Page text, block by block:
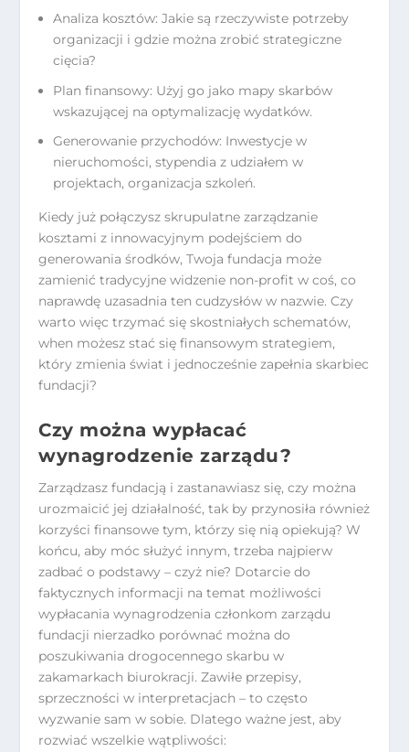
Analiza kosztów: Jakie są rzeczywiste potrzeby
organizacji i gdzie można zrobić strategiczne
cięcia?
Plan finansowy: Użyj go jako mapy skarbów
wskazującej na optymalizację wydatków.
Generowanie przychodów: Inwestycje w
nieruchomości, stypendia z udziałem w
projektach, organizacja szkoleń.
Kiedy już połączysz skrupulatne zarządzanie
kosztami z innowacyjnym podejściem do
generowania środków, Twoja fundacja może
zamienić tradycyjne widzenie non-profit w coś, co
naprawdę uzasadnia ten cudzysłów w nazwie. Czy
warto więc trzymać się skostniałych schematów,
when możesz stać się finansowym strategiem,
który zmienia świat i jednocześnie zapełnia skarbiec
fundacji?
Czy można wypłacać
wynagrodzenie zarządu?
Zarządzasz fundacją i zastanawiasz się, czy można
urozmaicić jej działalność, tak by przynosiła również
korzyści finansowe tym, którzy się nią opiekują? W
końcu, aby móc służyć innym, trzeba najpierw
zadbać o podstawy – czyż nie? Dotarcie do
faktycznych informacji na temat możliwości
wypłacania wynagrodzenia członkom zarządu
fundacji nierzadko porównać można do
poszukiwania drogocennego skarbu w
zakamarkach biurokracji. Zawiłe przepisy,
sprzeczności w interpretacjach – to często
wyzwanie sam w sobie. Dlatego ważne jest, aby
rozwiać wszelkie wątpliwości: